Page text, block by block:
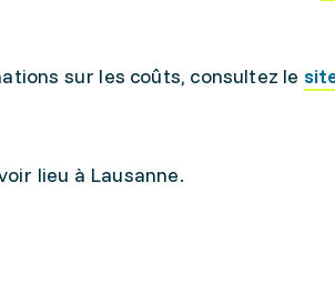
sur les coûts, consultez le
lieu à Lausanne.